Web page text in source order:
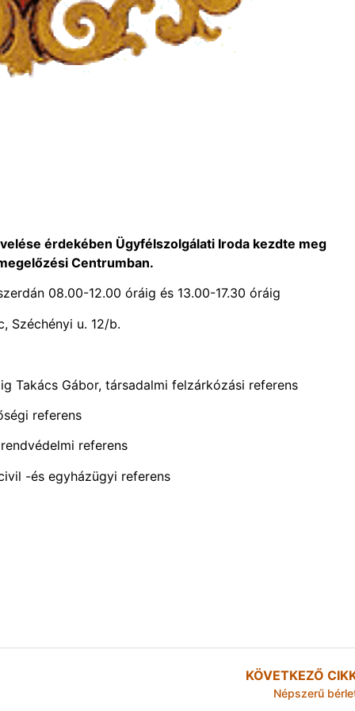
érdekében Ügyfélszolgálati Iroda kezdte meg
Centrumban.
08.00-12.00 óráig és 13.00-17.30 óráig
Széchényi u. 12/b.
Takács Gábor, társadalmi felzárkózási referens
referens
referens
-és egyházügyi referens
KÖVETKEZŐ
Népszerű